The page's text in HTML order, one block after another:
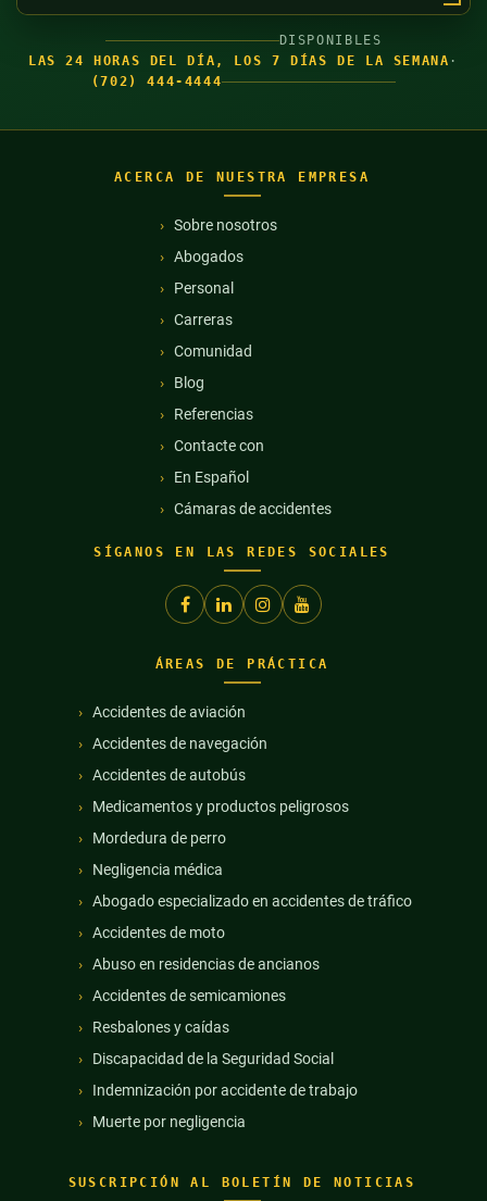
DISPONIBLES
LAS 24 HORAS DEL DÍA, LOS 7 DÍAS DE LA SEMANA ·
(702) 444-4444
ACERCA DE NUESTRA EMPRESA
Sobre nosotros
Abogados
Personal
Carreras
Comunidad
Blog
Referencias
Contacte con
En Español
Cámaras de accidentes
SÍGANOS EN LAS REDES SOCIALES
SUSCRIPCIÓN AL BOLETÍN DE NOTICIAS
ÁREAS DE PRÁCTICA
Accidentes de aviación
Accidentes de navegación
Accidentes de autobús
Medicamentos y productos peligrosos
Mordedura de perro
Negligencia médica
Abogado especializado en accidentes de tráfico
Accidentes de moto
Abuso en residencias de ancianos
Accidentes de semicamiones
Resbalones y caídas
Discapacidad de la Seguridad Social
Indemnización por accidente de trabajo
Muerte por negligencia